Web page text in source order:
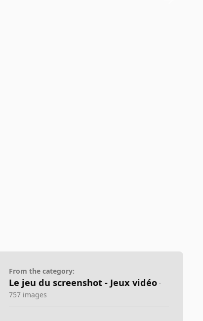
From the category:
Le jeu du screenshot - Jeux vidéo ·
757 images